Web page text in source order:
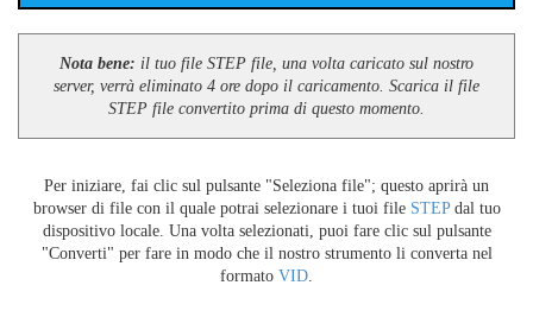
Nota bene: il tuo file STEP file, una volta caricato sul nostro
server, verrà eliminato 4 ore dopo il caricamento. Scarica il file
STEP file convertito prima di questo momento.
Per iniziare, fai clic sul pulsante "Seleziona file"; questo aprirà un
browser di file con il quale potrai selezionare i tuoi file STEPdal tuo
dispositivo locale. Una volta selezionati, puoi fare clic sul pulsante
"Converti" per fare in modo che il nostro strumento li converta nel
formato VID.